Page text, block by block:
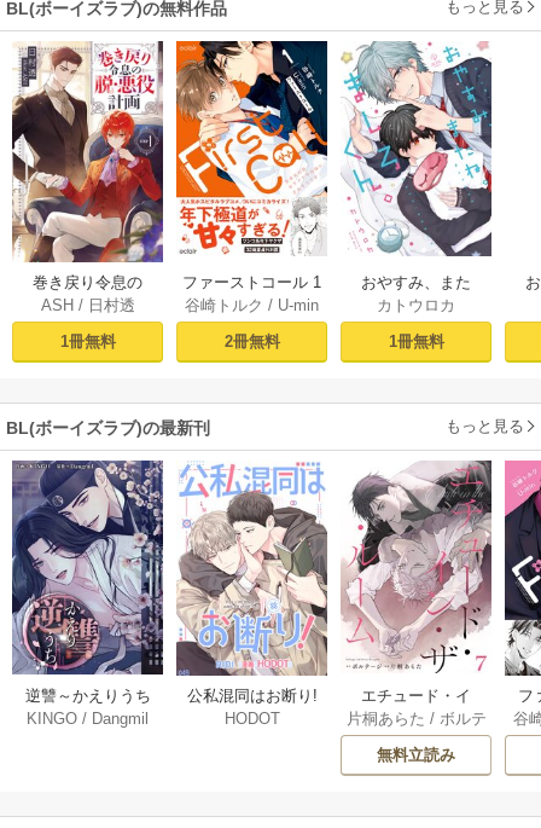
BL(ボーイズラブ)の無料作品 もっと見る
巻き戻り令息の
脱・悪役計画１
ASH / 日村透
1冊無料
ファーストコール 1
～童貞外科医、年
下ヤクザの嫁にさ
れそうです！～
ア限定描き下ろし
谷崎トルク / U-min
2冊無料
おやすみ、また
ね。ましろくん。
【電子限定漫画付
き】
カトウロカ
1冊無料
BL(ボーイズラブ)の最新刊 もっと見る
逆讐～かえりうち
～【タテヨミ】 36
KINGO / Dangmil
公私混同はお断り!
【タテヨミ】 67巻
HODOT
エチュード・イ
ン・ザ・ルーム[Blu
Mellow] 7巻
片桐あらた / ボルテ
ージ
無料立読み
フ
～
ア
谷